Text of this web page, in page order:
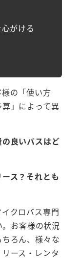
がける
の「使い方
算」によって異
の良いバスはど
ス？それとも
クロバス専門
お客様の状況
ろん、様々な
ース・レンタ